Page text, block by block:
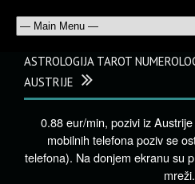
ASTROLOGIJA TAROT
AUSTRIJE
0.88 eur/min, pozivi iz
mobilnih telefona poziv se
telefona). Na donjem ekranu su
mreži.